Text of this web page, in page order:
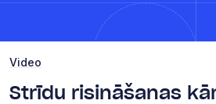
Video
Strīdu risināšanas